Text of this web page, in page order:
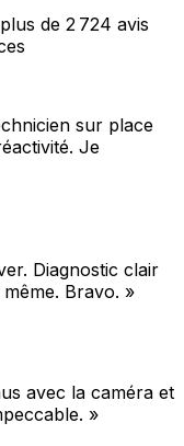
de 2 724 avis
sur place
Je
Diagnostic clair
Bravo. »
avec la caméra et
»